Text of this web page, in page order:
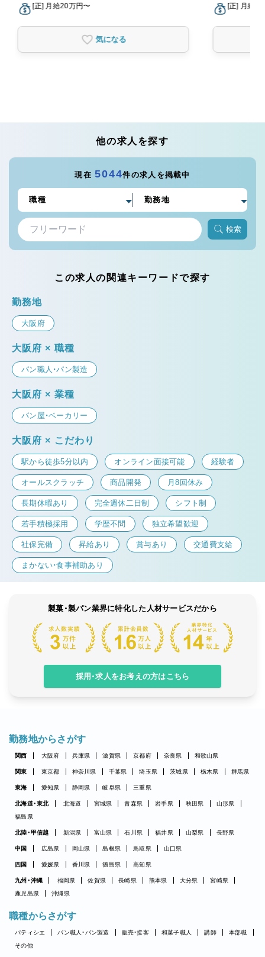
[正] 月給20万円〜
気になる
[正] 月給
他の求人を探す
現在5044件の求人を掲載中
検索
この求人の関連キーワードで探す
勤務地
大阪府
大阪府 × 職種
パン職人・パン製造
大阪府 × 業種
パン屋・ベーカリー
大阪府 × こだわり
駅から徒歩5分以内 オンライン面接可能 経験者
オールスクラッチ 商品開発 月8回休み
長期休暇あり 完全週休二日制 シフト制
若手積極採用 学歴不問 独立希望歓迎
社保完備 昇給あり 賞与あり 交通費支給
まかない・食事補助あり
製菓・製パン業界に特化した人材サービスだから
採用・求人をお考えの方はこちら
勤務地からさがす
関西 大阪府 兵庫県 滋賀県 京都府 奈良県 和歌山県
関東 東京都 神奈川県 千葉県 埼玉県 茨城県 栃木県 群馬県
東海 愛知県 静岡県 岐阜県 三重県
北海道・東北 北海道 宮城県 青森県 岩手県 秋田県
山形県
福島県
北陸・甲信越 新潟県 富山県 石川県 福井県 山梨県 長野県
中国 広島県 岡山県 島根県 鳥取県 山口県
四国 愛媛県 香川県 徳島県 高知県
九州・沖縄 福岡県 佐賀県 長崎県 熊本県 大分県
宮崎県
鹿児島県
沖縄県
職種からさがす
パティシエ パン職人・パン製造 販売・接客 和菓子職人 講師
本部職
その他